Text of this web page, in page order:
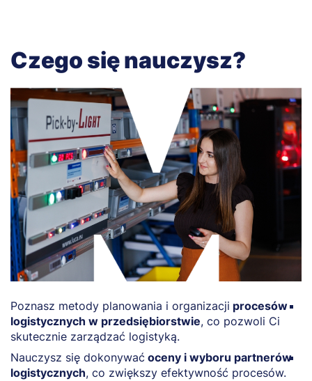
Czego się nauczysz?
Poznasz metody planowania i organizacji procesów
logistycznych w przedsiębiorstwie, co pozwoli Ci
skutecznie zarządzać logistyką.
Nauczysz się dokonywać oceny i wyboru partnerów
logistycznych, co zwiększy efektywność procesów.